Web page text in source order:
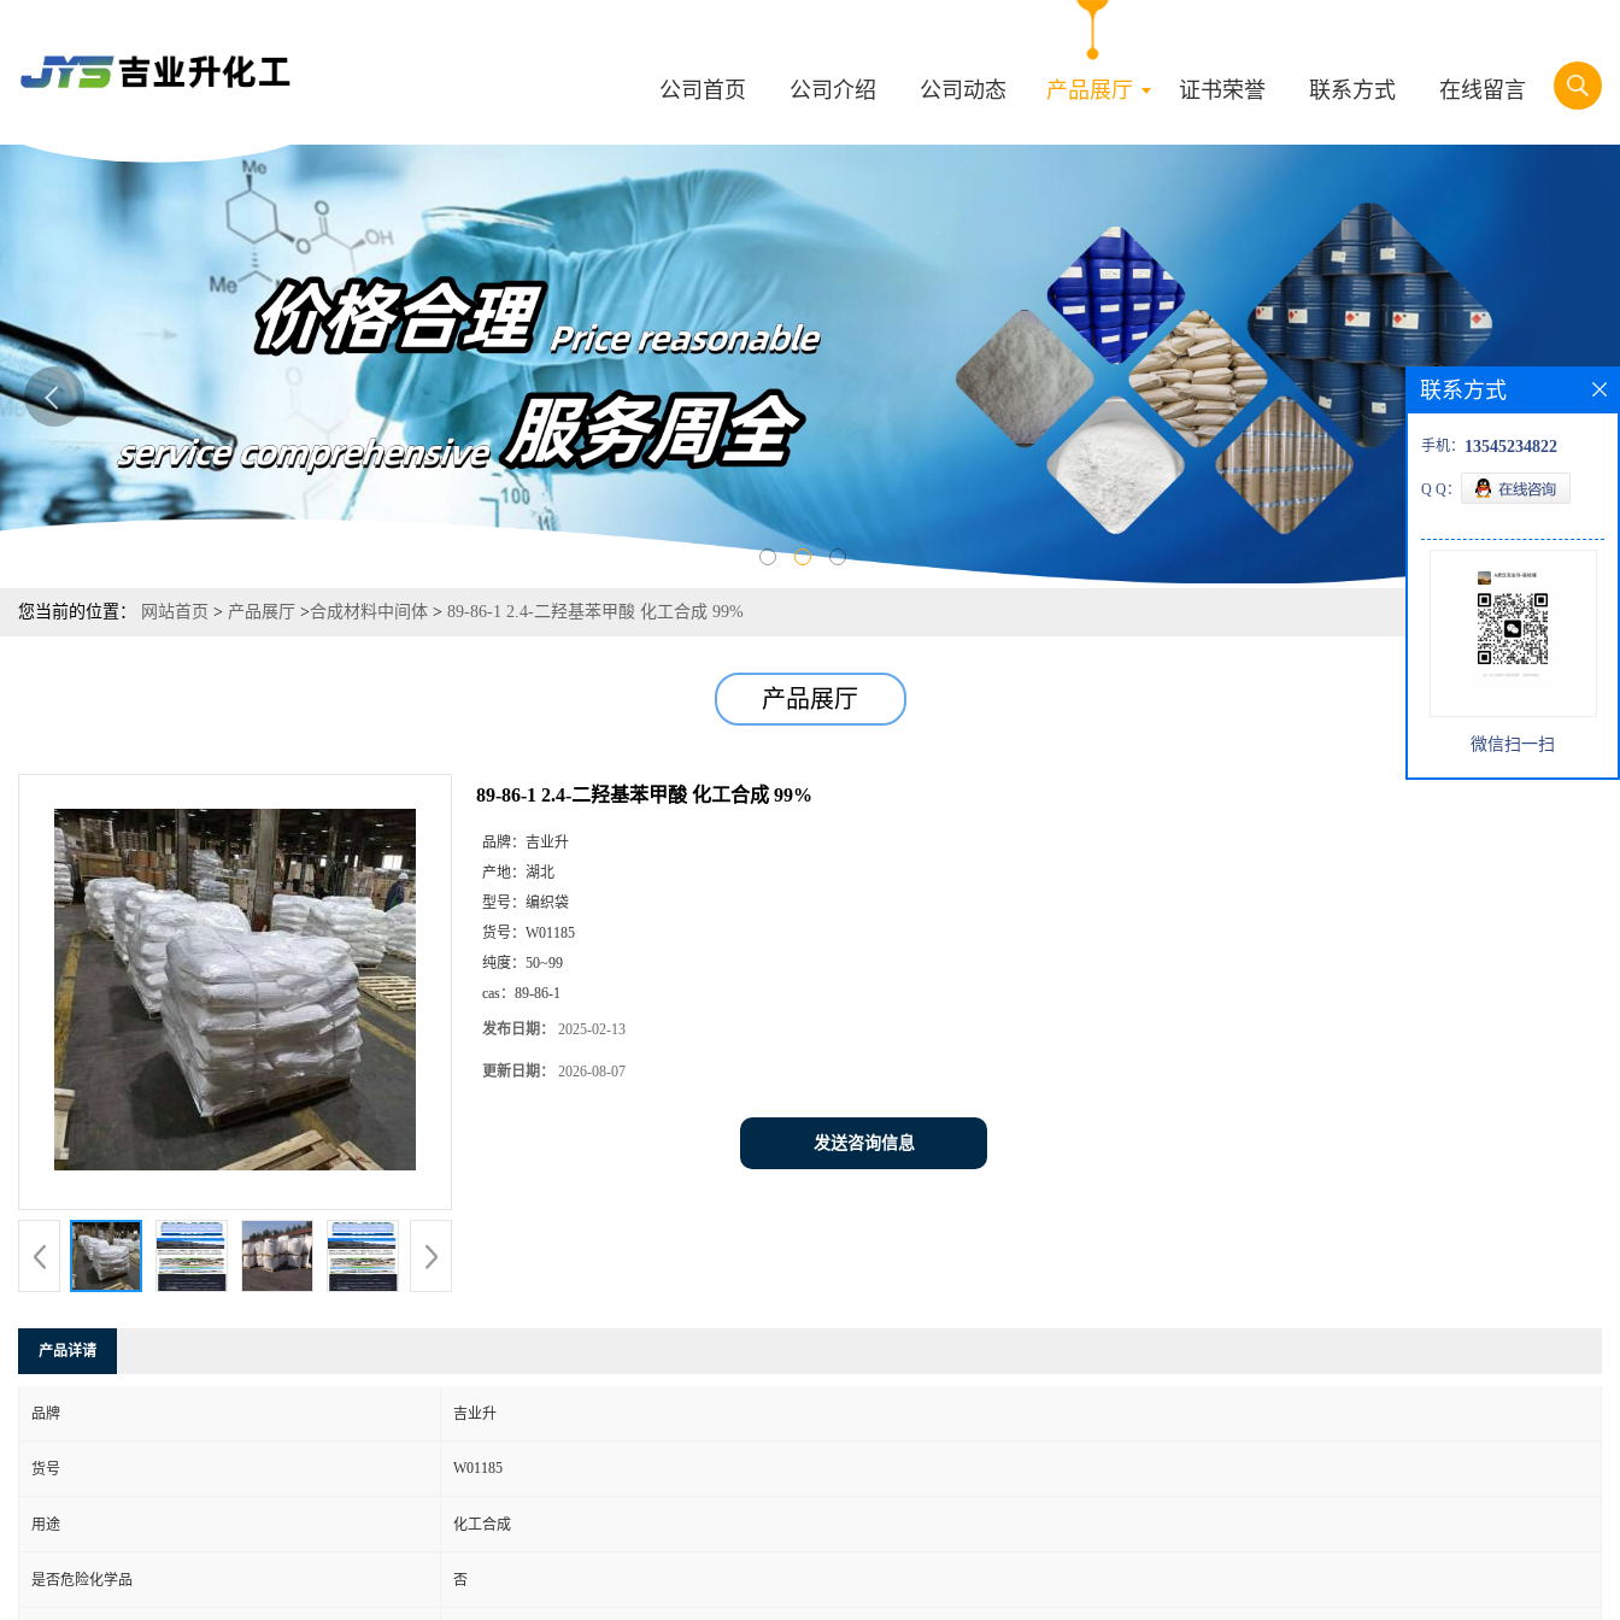
公司首页 公司介绍 公司动态 产品展厅 证书荣誉 联系方式 在线留言
您当前的位置： 网站首页 > 产品展厅 >合成材料中间体 > 89-86-1 2.4-二羟基苯甲酸 化工合成 99%
产品展厅
89-86-1 2.4-二羟基苯甲酸 化工合成 99%
品牌： 吉业升
产地： 湖北
型号： 编织袋
货号： W01185
纯度： 50~99
cas： 89-86-1
发布日期： 2025-02-13
更新日期： 2026-08-07
发送咨询信息
产品详请
品牌 吉业升
货号 W01185
用途 化工合成
是否危险化学品 否
联系方式
手机： 13545234822
Q Q：
微信扫一扫